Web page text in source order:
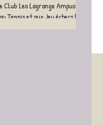
Leo Lagrange Ampusian
et aux Jeu échecs le